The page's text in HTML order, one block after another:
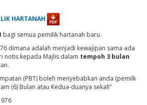
HARTANAH
bagi semua pemilik hartanah baru.
dimana adalah menjadi kewajipan sama ada
notis kepada Majlis dalam tempoh 3 bulan
(PBT) boleh menyebabkan anda (pemilk
(6) Bulan atau Kedua-duanya sekali”